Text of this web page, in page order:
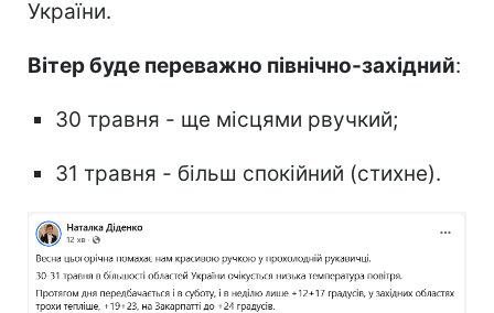
України.
Вітер буде переважно північно-західний:
30 травня - ще місцями рвучкий;
31 травня - більш спокійний (стихне).